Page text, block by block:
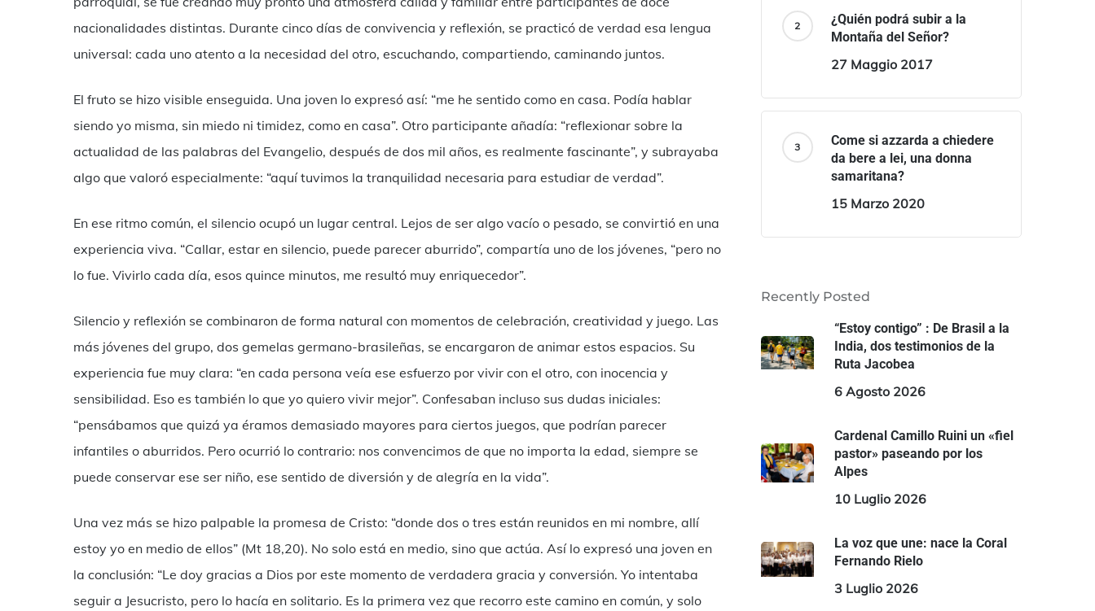
nacionalidades distintas. Durante cinco días de convivencia y reflexión, se practicó de verdad esa lengua
universal: cada uno atento a la necesidad del otro, escuchando, compartiendo, caminando juntos.
El fruto se hizo visible enseguida. Una joven lo expresó así: “me he sentido como en casa. Podía hablar
siendo yo misma, sin miedo ni timidez, como en casa”. Otro participante añadía: “reflexionar sobre la
actualidad de las palabras del Evangelio, después de dos mil años, es realmente fascinante”, y subrayaba
algo que valoró especialmente: “aquí tuvimos la tranquilidad necesaria para estudiar de verdad”.
En ese ritmo común, el silencio ocupó un lugar central. Lejos de ser algo vacío o pesado, se convirtió en una
experiencia viva. “Callar, estar en silencio, puede parecer aburrido”, compartía uno de los jóvenes, “pero no
lo fue. Vivirlo cada día, esos quince minutos, me resultó muy enriquecedor”.
Silencio y reflexión se combinaron de forma natural con momentos de celebración, creatividad y juego. Las
más jóvenes del grupo, dos gemelas germano-brasileñas, se encargaron de animar estos espacios. Su
experiencia fue muy clara: “en cada persona veía ese esfuerzo por vivir con el otro, con inocencia y
sensibilidad. Eso es también lo que yo quiero vivir mejor”. Confesaban incluso sus dudas iniciales:
“pensábamos que quizá ya éramos demasiado mayores para ciertos juegos, que podrían parecer
infantiles o aburridos. Pero ocurrió lo contrario: nos convencimos de que no importa la edad, siempre se
puede conservar ese ser niño, ese sentido de diversión y de alegría en la vida”.
Una vez más se hizo palpable la promesa de Cristo: “donde dos o tres están reunidos en mi nombre, allí
estoy yo en medio de ellos” (Mt 18,20). No solo está en medio, sino que actúa. Así lo expresó una joven en
la conclusión: “Le doy gracias a Dios por este momento de verdadera gracia y conversión. Yo intentaba
seguir a Jesucristo, pero lo hacía en solitario. Es la primera vez que recorro este camino en común, y solo
¿Quién podrá subir a la
Montaña del Señor?
27 Maggio 2017
Come si azzarda a chiedere
da bere a lei, una donna
samaritana?
15 Marzo 2020
Recently Posted
“Estoy contigo” : De Brasil a la
India, dos testimonios de la
Ruta Jacobea
6 Agosto 2026
Cardenal Camillo Ruini un «fiel
pastor» paseando por los
Alpes
10 Luglio 2026
La voz que une: nace la Coral
Fernando Rielo
3 Luglio 2026